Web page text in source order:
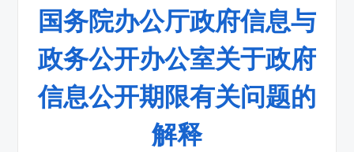
国务院办公厅政府信息与
政务公开办公室关于政府
信息公开期限有关问题的
解释